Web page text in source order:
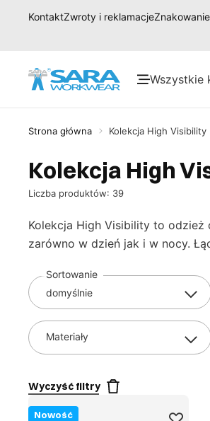
KontaktZwroty i reklamacje
Wszystkie
Strona główna Kolekcja High Visibility
Kolekcja High
Liczba produktów: 39
Kolekcja High Visibility to odzież
zarówno w dzień jak i w nocy.
Sortowanie
Materiały
Wyczyść filtry
Nowość